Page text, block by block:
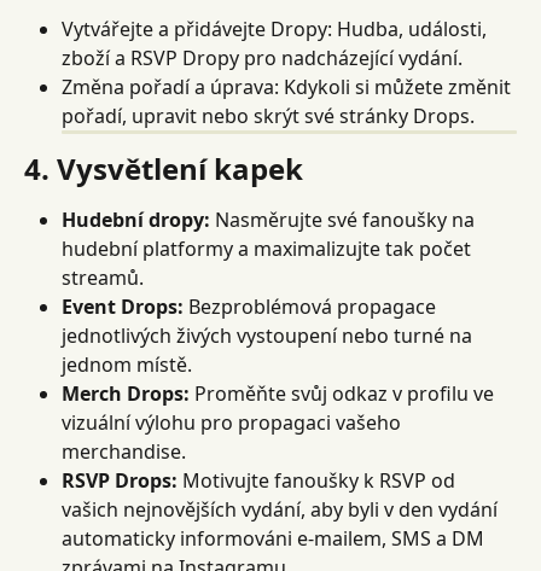
Vytvářejte a přidávejte Dropy: Hudba, události,
zboží a RSVP Dropy pro nadcházející vydání.
Změna pořadí a úprava: Kdykoli si můžete změnit
pořadí, upravit nebo skrýt své stránky Drops.
4. Vysvětlení kapek
Hudební dropy: Nasměrujte své fanoušky na
hudební platformy a maximalizujte tak počet
streamů.
Event Drops: Bezproblémová propagace
jednotlivých živých vystoupení nebo turné na
jednom místě.
Merch Drops: Proměňte svůj odkaz v profilu ve
vizuální výlohu pro propagaci vašeho
merchandise.
RSVP Drops: Motivujte fanoušky k RSVP od
vašich nejnovějších vydání, aby byli v den vydání
automaticky informováni e-mailem, SMS a DM